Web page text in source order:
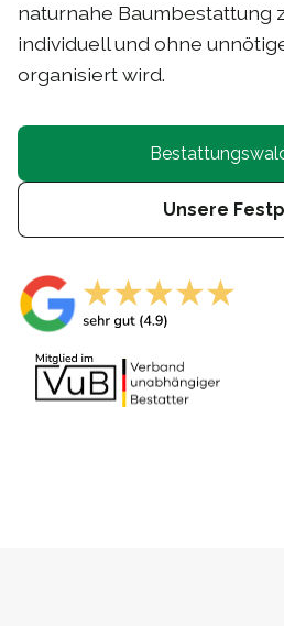
naturnahe Baumbestattung
individuell und ohne
organisiert wird.
Unsere